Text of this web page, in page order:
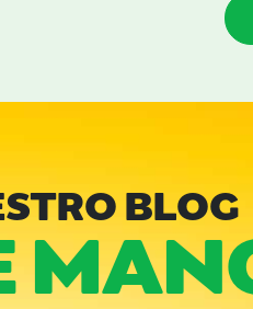
BLOG